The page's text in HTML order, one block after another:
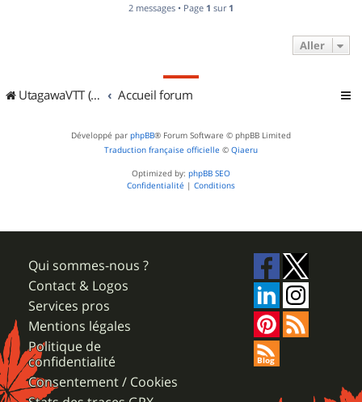
2 messages • Page 1 sur 1
Aller
UtagawaVTT (Randos VTT et VTTAE avec traces GPS) Accueil forum
Développé par phpBB® Forum Software © phpBB Limited
Traduction française officielle © Qiaeru
Optimized by: phpBB SEO
Confidentialité | Conditions
Qui sommes-nous ?
Contact & Logos
Services pros
Mentions légales
Politique de
confidentialité
Consentement / Cookies